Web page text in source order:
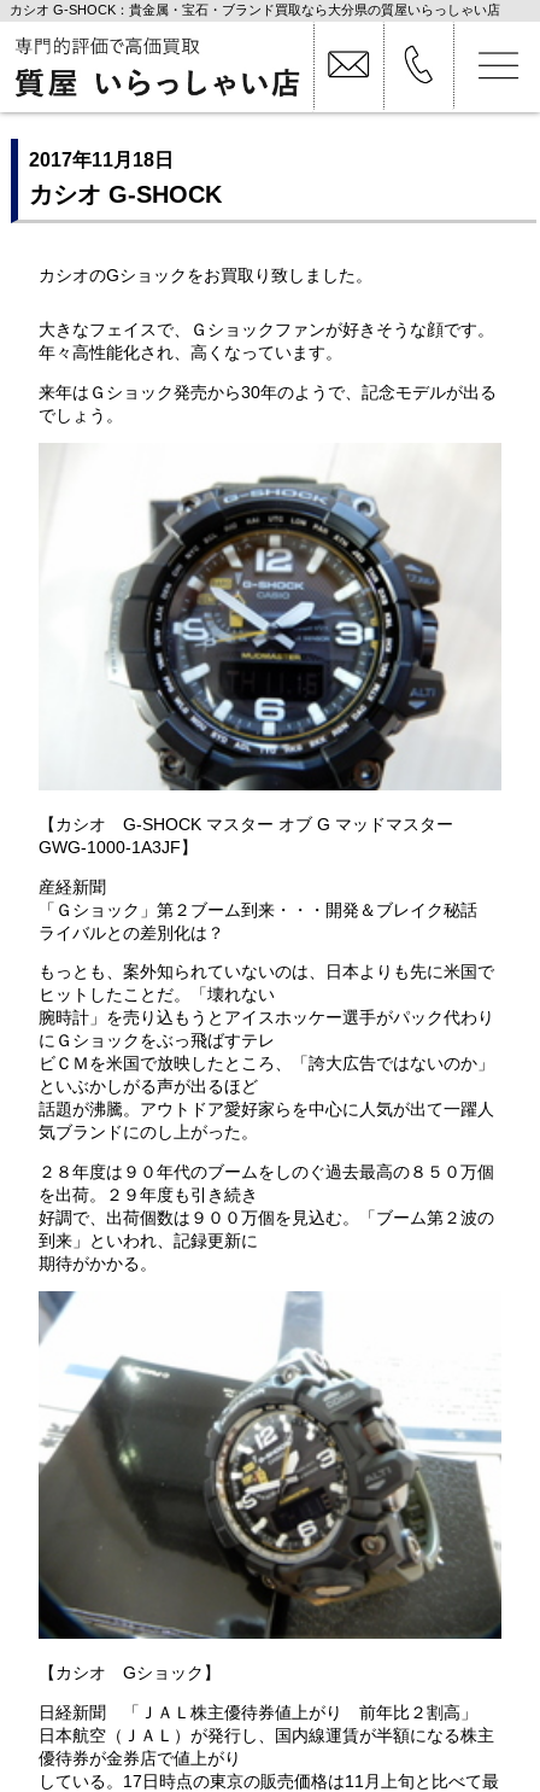
カシオ G-SHOCK：貴金属・宝石・ブランド買取なら大分県の質屋いらっしゃい店
2017年11月18日
カシオ G-SHOCK
カシオのGショックをお買取り致しました。
大きなフェイスで、Ｇショックファンが好きそうな顔です。
年々高性能化され、高くなっています。
来年はＧショック発売から30年のようで、記念モデルが出る
でしょう。
【カシオ G-SHOCK マスター オブ G マッドマスター
GWG-1000-1A3JF】
産経新聞
「Ｇショック」第２ブーム到来・・・開発＆ブレイク秘話
ライバルとの差別化は？
もっとも、案外知られていないのは、日本よりも先に米国で
ヒットしたことだ。「壊れない
腕時計」を売り込もうとアイスホッケー選手がパック代わり
にＧショックをぶっ飛ばすテレ
ビＣＭを米国で放映したところ、「誇大広告ではないのか」
といぶかしがる声が出るほど
話題が沸騰。アウトドア愛好家らを中心に人気が出て一躍人
気ブランドにのし上がった。
２８年度は９０年代のブームをしのぐ過去最高の８５０万個
を出荷。２９年度も引き続き
好調で、出荷個数は９００万個を見込む。「ブーム第２波の
到来」といわれ、記録更新に
期待がかかる。
【カシオ Gショック】
日経新聞 「ＪＡＬ株主優待券値上がり 前年比２割高」
日本航空（ＪＡＬ）が発行し、国内線運賃が半額になる株主
優待券が金券店で値上がり
している。17日時点の東京の販売価格は11月上旬と比べて最